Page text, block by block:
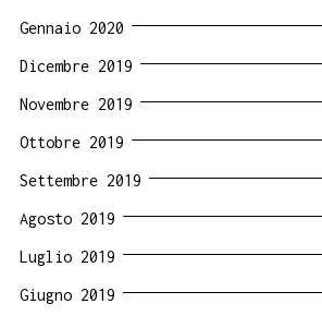
Gennaio 2020
Dicembre 2019
Novembre 2019
Ottobre 2019
Settembre 2019
Agosto 2019
Luglio 2019
Giugno 2019